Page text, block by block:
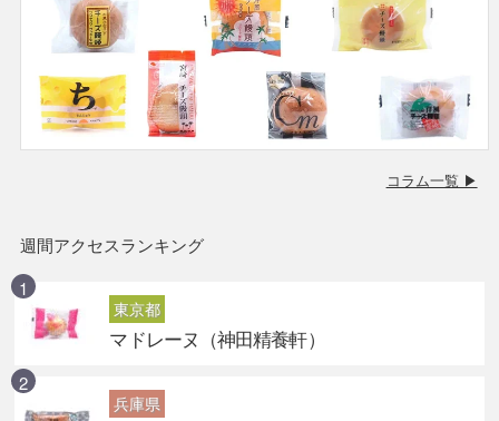
コラム一覧 ▶
週間アクセスランキング
東京都
マドレーヌ（神田精養軒）
兵庫県